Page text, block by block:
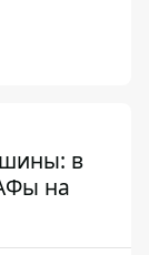
в
на